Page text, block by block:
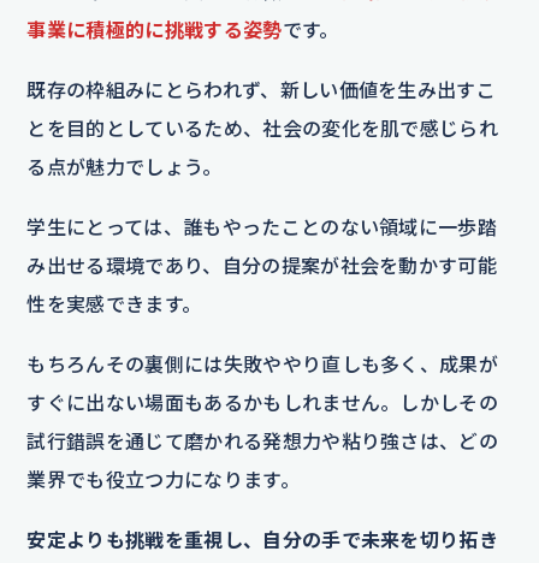
事業に積極的に挑戦する姿勢です。
既存の枠組みにとらわれず、新しい価値を生み出すこ
とを目的としているため、社会の変化を肌で感じられ
る点が魅力でしょう。
学生にとっては、誰もやったことのない領域に一歩踏
み出せる環境であり、自分の提案が社会を動かす可能
性を実感できます。
もちろんその裏側には失敗ややり直しも多く、成果が
すぐに出ない場面もあるかもしれません。しかしその
試行錯誤を通じて磨かれる発想力や粘り強さは、どの
業界でも役立つ力になります。
安定よりも挑戦を重視し、自分の手で未来を切り拓き